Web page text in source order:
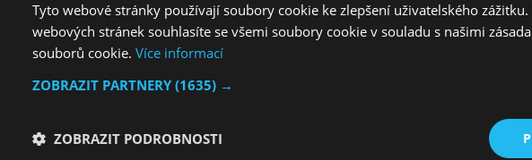
Wi-Fi, bude zařízení schopno na pozadí lokalizovat svou polohu pomocí
možné vypnout až v hlubším nastavení.
bezdrátovou komunikaci skrze Bluetooth, jistě ocení režim snížené
ve spojení například s chytrými hodinkami či monitorem srdečního tepu
položek v nastavení pro vývojáře, které budou sloužit k testování a ladění.
dočkal systémový font Roboto – server Android Police publikoval na
Tyto webové stránky používají soubory cookie ke zlepšení uživatelského
webových stránek souhlasíte se všemi soubory cookie v souladu s našimi
souborů cookie. Více informací
ZOBRAZIT PARTNERY(1635) →
ZOBRAZIT PODROBNOSTI